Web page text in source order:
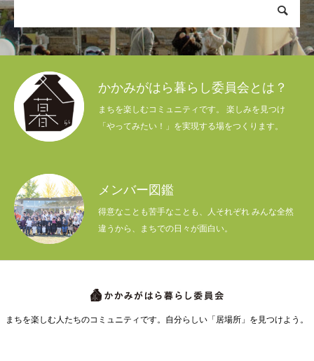
かかみがはら暮らし委員会とは？
まちを楽しむコミュニティです。 楽しみを見つけ
「やってみたい！」を実現する場をつくります。
メンバー図鑑
得意なことも苦手なことも、人それぞれ みんな全然
違うから、まちでの日々が面白い。
まちを楽しむ人たちのコミュニティです。自分らしい「居場所」を見つけよう。